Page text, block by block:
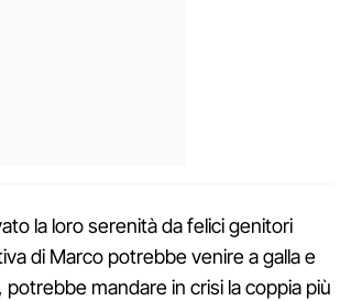
la loro serenità da felici genitori
di Marco potrebbe venire a galla e
mandare in crisi la coppia più